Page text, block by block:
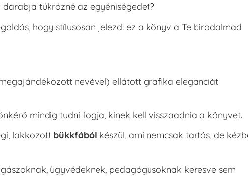
tükrözné az egyéniségedet?
hogy stílusosan jelezd: ez a könyv a Te birodalmad
nevével) ellátott grafika eleganciát
mindig tudni fogja, kinek kell visszaadnia a könyvet.
lakkozott bükkfából készül, ami nemcsak tartós, de
ügyvédeknek, pedagógusoknak keresve sem